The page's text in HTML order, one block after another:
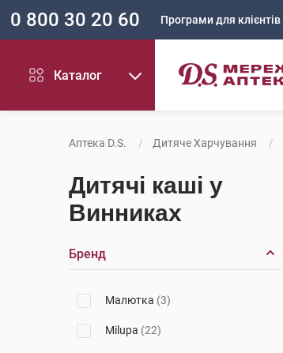
0 800 30 20 60 Програми для клієнтів
Каталог
Аптека D.S. Дитяче Харчування
Дитячі каші у
Винниках
Бренд
Малютка (3)
Milupa (22)